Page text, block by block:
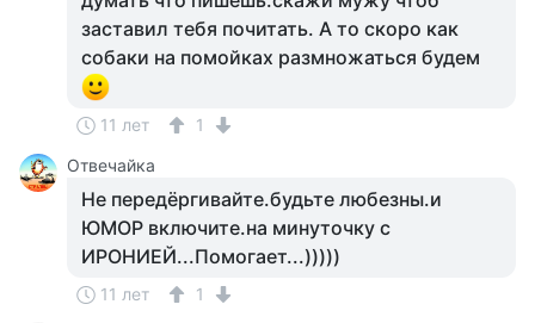
заставил тебя почитать. А то скоро как
собаки на помойках размножаться будем
11 лет
1
Отвечайка
Не передёргивайте.будьте любезны.и
ЮМОР включите.на минуточку с
ИРОНИЕЙ...Помогает...)))))
11 лет
1